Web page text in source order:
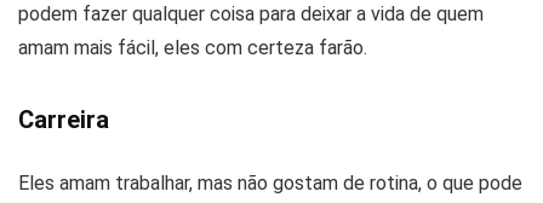
podem fazer qualquer coisa para deixar a vida de quem
amam mais fácil, eles com certeza farão.
Carreira
Eles amam trabalhar, mas não gostam de rotina, o que pode